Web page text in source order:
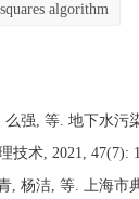
algorithm
么强, 等. 地下水污
技术, 2021, 47(7):
, 杨洁, 等. 上海市